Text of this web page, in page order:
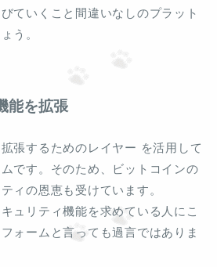
ていくこと間違いなしのプラット
う。
能を拡張
張するためのレイヤー を活用して
です。そのため、ビットコインの
ィの恩恵も受けています。
ュリティ機能を求めている人にこ
ォームと言っても過言ではありま